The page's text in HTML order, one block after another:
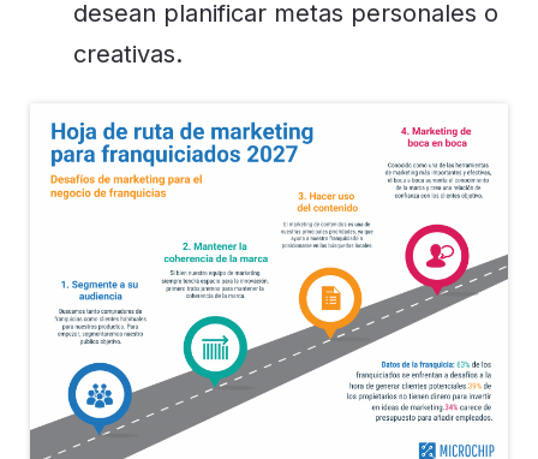
desean planificar metas personales o
creativas.